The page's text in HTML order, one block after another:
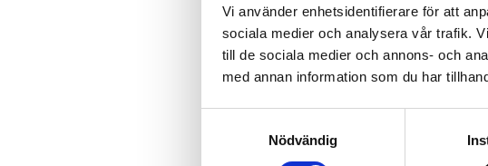
Vi använder enhetsidentifierare för att
sociala medier och analysera vår trafik.
till de sociala medier och annons- och
med annan information som du har
Nödvändig
3/8" CHROMEplus sexkant-
151kr